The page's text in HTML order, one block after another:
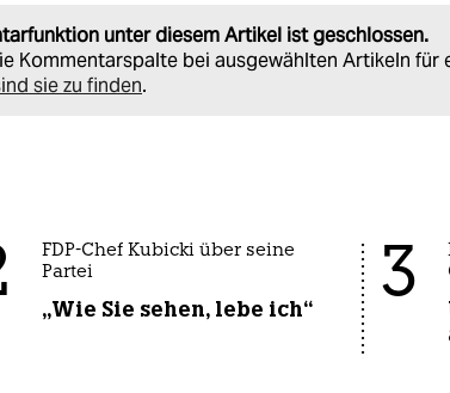
unter diesem Artikel ist geschlossen.
Kommentarspalte bei ausgewählten Artikeln für
sie zu finden.
FDP-Chef Kubicki über seine
Partei
„Wie Sie sehen, lebe ich“ 3